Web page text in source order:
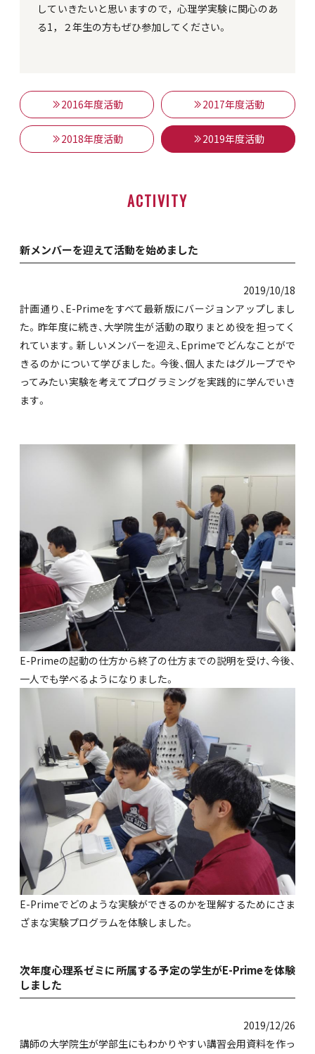
していきたいと思いますので，心理学実験に関心のあ
る1，２年生の方もぜひ参加してください。
2016年度活動 2017年度活動
2018年度活動 2019年度活動
ACTIVITY
新メンバーを迎えて活動を始めました
2019/10/18
計画通り、E-Primeをすべて最新版にバージョンアップしまし
た。昨年度に続き、大学院生が活動の取りまとめ役を担ってく
れています。新しいメンバーを迎え、Eprimeでどんなことがで
きるのかについて学びました。今後、個人またはグループでや
ってみたい実験を考えてプログラミングを実践的に学んでいき
ます。
E-Primeの起動の仕方から終了の仕方までの説明を受け、今後、
一人でも学べるようになりました。
E-Primeでどのような実験ができるのかを理解するためにさま
ざまな実験プログラムを体験しました。
次年度心理系ゼミに所属する予定の学生がE-Primeを体験
しました
2019/12/26
講師の大学院生が学部生にもわかりやすい講習会用資料を作っ